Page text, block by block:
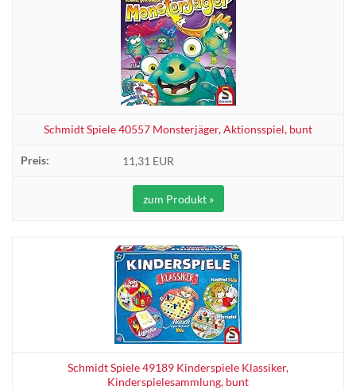
Schmidt Spiele 40557 Monsterjäger, Aktionsspiel, bunt
11,31 EUR
zum Produkt »
Schmidt Spiele 49189 Kinderspiele Klassiker,
Kinderspielesammlung, bunt